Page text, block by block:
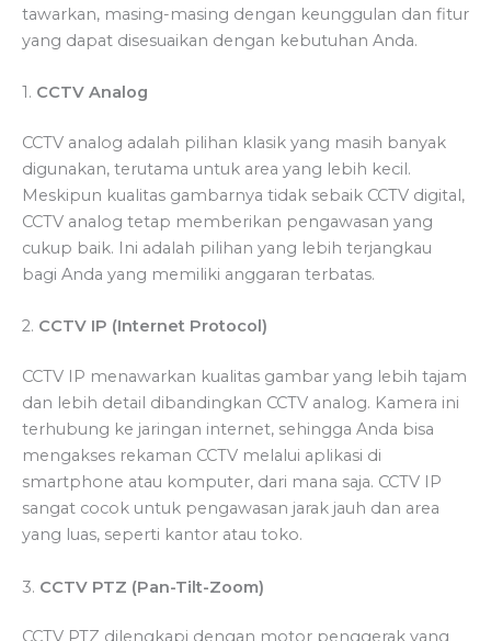
tawarkan, masing-masing dengan keunggulan dan fitur
yang dapat disesuaikan dengan kebutuhan Anda.
1. CCTV Analog
CCTV analog adalah pilihan klasik yang masih banyak
digunakan, terutama untuk area yang lebih kecil.
Meskipun kualitas gambarnya tidak sebaik CCTV digital,
CCTV analog tetap memberikan pengawasan yang
cukup baik. Ini adalah pilihan yang lebih terjangkau
bagi Anda yang memiliki anggaran terbatas.
2. CCTV IP (Internet Protocol)
CCTV IP menawarkan kualitas gambar yang lebih tajam
dan lebih detail dibandingkan CCTV analog. Kamera ini
terhubung ke jaringan internet, sehingga Anda bisa
mengakses rekaman CCTV melalui aplikasi di
smartphone atau komputer, dari mana saja. CCTV IP
sangat cocok untuk pengawasan jarak jauh dan area
yang luas, seperti kantor atau toko.
3. CCTV PTZ (Pan-Tilt-Zoom)
CCTV PTZ dilengkapi dengan motor penggerak yang